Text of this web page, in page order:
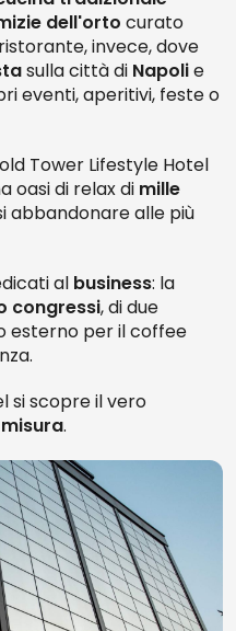
dell'orto curato
invece, dove
sulla città di Napolie
eventi, aperitivi, feste o
Tower Lifestyle Hotel
oasi di relax di mille
abbandonare alle più
al business: la
congressi, di due
esterno per il coffee
si scopre il vero
.